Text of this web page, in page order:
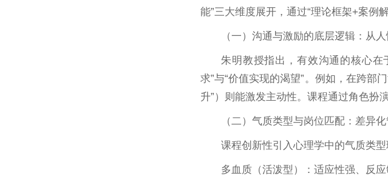
能”三大维度展开，通过“理论框架+案例
（一）沟通与激励的底层逻辑：从
朱明教授指出，有效沟通的核心
求”与“价值实现的渴望”。例如，在跨部
升”）则能激发主动性。课程通过角色扮
（二）气质类型与岗位匹配：差异
课程创新性引入心理学中的气质类型
多血质（活泼型）：适应性强、反